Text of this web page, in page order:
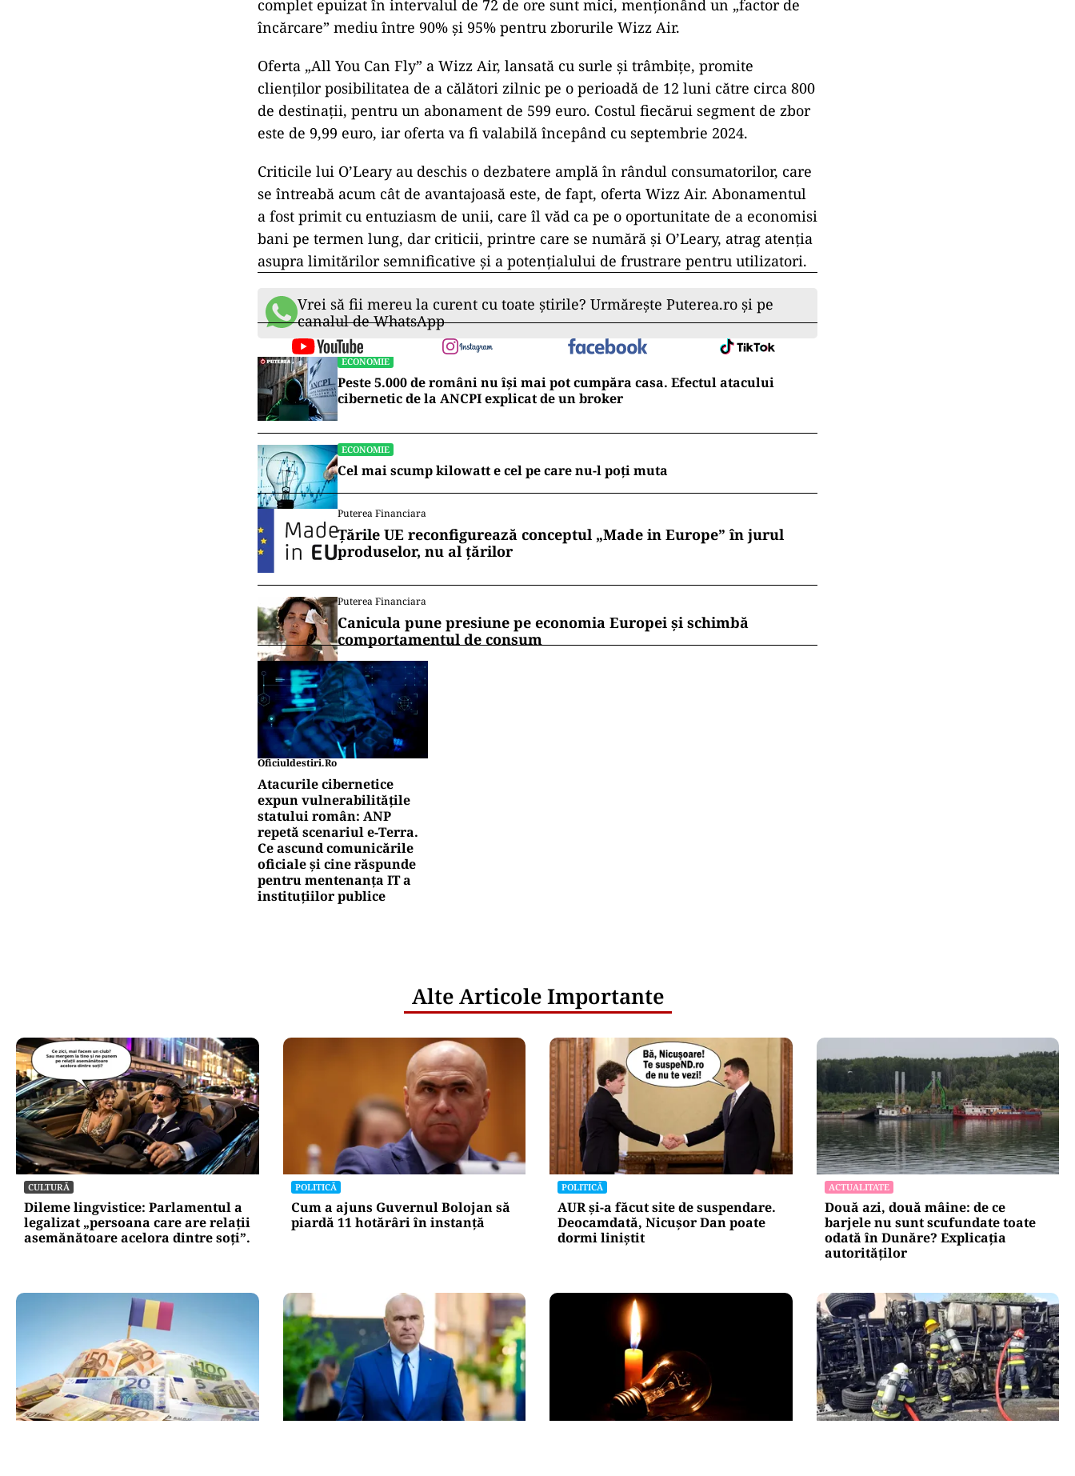
complet epuizat în intervalul de 72 de ore sunt mici, menționând un „factor de
încărcare” mediu între 90% și 95% pentru zborurile Wizz Air.
Oferta „All You Can Fly” a Wizz Air, lansată cu surle și trâmbițe, promite
clienților posibilitatea de a călători zilnic pe o perioadă de 12 luni către circa 800
de destinații, pentru un abonament de 599 euro. Costul fiecărui segment de zbor
este de 9,99 euro, iar oferta va fi valabilă începând cu septembrie 2024.
Criticile lui O’Leary au deschis o dezbatere amplă în rândul consumatorilor, care
se întreabă acum cât de avantajoasă este, de fapt, oferta Wizz Air. Abonamentul
a fost primit cu entuziasm de unii, care îl văd ca pe o oportunitate de a economisi
bani pe termen lung, dar criticii, printre care se numără și O’Leary, atrag atenția
asupra limitărilor semnificative și a potențialului de frustrare pentru utilizatori.
Vrei să fii mereu la curent cu toate știrile? Urmărește Puterea.ro și pe
canalul de WhatsApp
ECONOMIE
Peste 5.000 de români nu își mai pot cumpăra casa. Efectul atacului
cibernetic de la ANCPI explicat de un broker
ECONOMIE
Cel mai scump kilowatt e cel pe care nu-l poți muta
Puterea Financiara
Țările UE reconfigurează conceptul „Made in Europe” în jurul
produselor, nu al țărilor
Puterea Financiara
Canicula pune presiune pe economia Europei și schimbă
comportamentul de consum
Oficiuldestiri.ro
Atacurile cibernetice
expun vulnerabilitățile
statului român: ANP
repetă scenariul e‑Terra.
Ce ascund comunicările
oficiale și cine răspunde
pentru mentenanța IT a
instituțiilor publice
Alte Articole Importante
CULTURĂ
Dileme lingvistice: Parlamentul a
legalizat „persoana care are relații
asemănătoare acelora dintre soți”.
POLITICĂ
Cum a ajuns Guvernul Bolojan să
piardă 11 hotărâri în instanță
POLITICĂ
AUR și-a făcut site de suspendare.
Deocamdată, Nicușor Dan poate
dormi liniștit
ACTUALITATE
Două azi, două mâine: de ce
barjele nu sunt scufundate toate
odată în Dunăre? Explicația
autorităților